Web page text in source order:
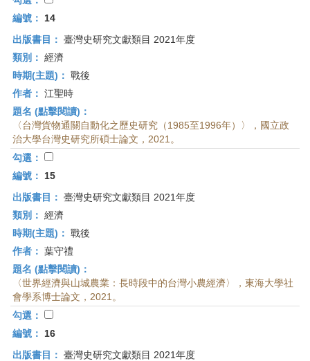
編號：
14
出版書目： 臺灣史研究文獻類目 2021年度
類別： 經濟
時期(主題)： 戰後
作者： 江聖時
題名 (點擊閱讀)：
〈台灣貨物通關自動化之歷史研究（1985至1996年）〉，國立政
治大學台灣史研究所碩士論文，2021。
勾選：
編號：
15
出版書目： 臺灣史研究文獻類目 2021年度
類別： 經濟
時期(主題)： 戰後
作者： 葉守禮
題名 (點擊閱讀)：
〈世界經濟與山城農業：長時段中的台灣小農經濟〉，東海大學社
會學系博士論文，2021。
勾選：
編號：
16
出版書目： 臺灣史研究文獻類目 2021年度